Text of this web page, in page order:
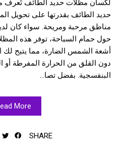
لكسان مظلات حديد الطائف تُعرف
حديد الطائف بقدرتها على تحويل
مناطق مرحبة ومريحة. سواء كان
حول حمام السباحة، توفر هذه
أشعة الشمس الضارة، مما يتيح لك
دون القلق من الحرارة المفرطة أو
البنفسجية. بفضل تصا...
More
SHARE